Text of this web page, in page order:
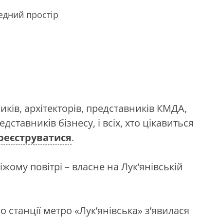
простір
архітекторів, представників КМДА,
бізнесу, і всіх, хто цікавиться
.
повітрі – власне на Лук’янівській
метро «Лук’янівська» з’явилася